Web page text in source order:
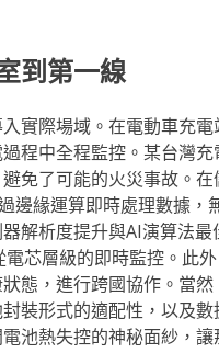
到第一線
實際場域。在電動車充
程中全程監控。某台灣充
免了可能的火災事故。
邊緣運算即時處理數據，
解析度提升與AI演算法
芯層級的即時監控。此
態，進行跨國協作。當
裝形式的適配性，以及
池熱失控的神秘面紗，